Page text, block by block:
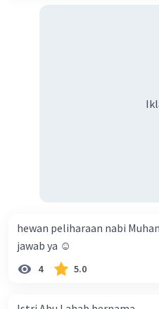
hewan peliharaan nabi
jawab ya ☺️
4 5.0